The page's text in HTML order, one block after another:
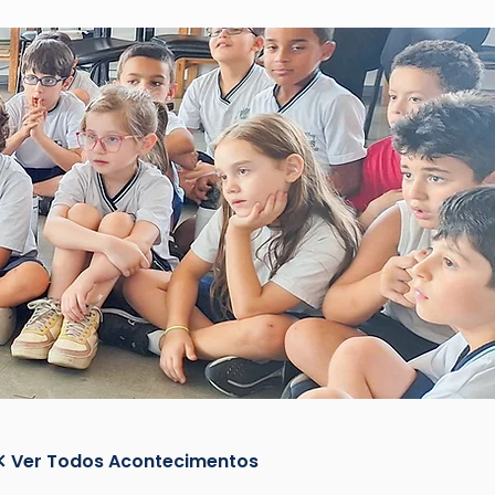
Ver Todos Acontecimentos